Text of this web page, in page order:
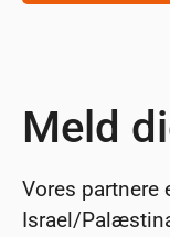
Meld
Vores partnere
Israel/